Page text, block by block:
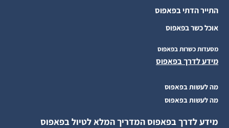
התייר הדתי בפאפוס
אוכל כשר בפאפוס
מסעדות כשרות בפאפוס
מידע לדרך בפאפוס
מה לעשות בפאפוס
מה לעשות בפאפוס
מידע לדרך בפאפוס המדריך המלא לטיול בפאפוס